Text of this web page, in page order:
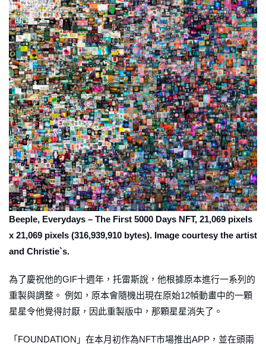
Beeple, Everydays – The First 5000 Days NFT, 21,069 pixels
x 21,069 pixels (316,939,910 bytes). Image courtesy the artist
and Christie`s.
為了慶祝他的GIF十週年，托雷斯說，他根據原本進行一系列的
重製與調整。 例如，原本會隨機出現在原始12幀動畫中的一顆
星星令他覺得討厭，因此重製版中，那顆星星消失了。
「FOUNDATION」在本月初作為NFT市場推出APP，並在頭兩